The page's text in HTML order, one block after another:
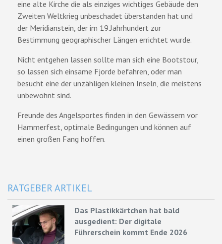
eine alte Kirche die als einziges wichtiges Gebäude den
Zweiten Weltkrieg unbeschadet überstanden hat und
der Meridianstein, der im 19.Jahrhundert zur
Bestimmung geographischer Längen errichtet wurde.
Nicht entgehen lassen sollte man sich eine Bootstour,
so lassen sich einsame Fjorde befahren, oder man
besucht eine der unzähligen kleinen Inseln, die meistens
unbewohnt sind.
Freunde des Angelsportes finden in den Gewässern vor
Hammerfest, optimale Bedingungen und können auf
einen großen Fang hoffen.
RATGEBER ARTIKEL
Das Plastikkärtchen hat bald
ausgedient: Der digitale
Führerschein kommt Ende 2026